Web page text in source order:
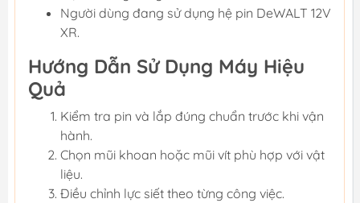
Người dùng đang sử dụng hệ pin DeWALT 12V
XR.
Hướng Dẫn Sử Dụng Máy Hiệu
Quả
Kiểm tra pin và lắp đúng chuẩn trước khi vận
hành.
Chọn mũi khoan hoặc mũi vít phù hợp với vật
liệu.
Điều chỉnh lực siết theo từng công việc.